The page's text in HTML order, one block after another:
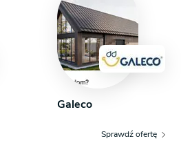
Galeco
Sprawdź ofertę